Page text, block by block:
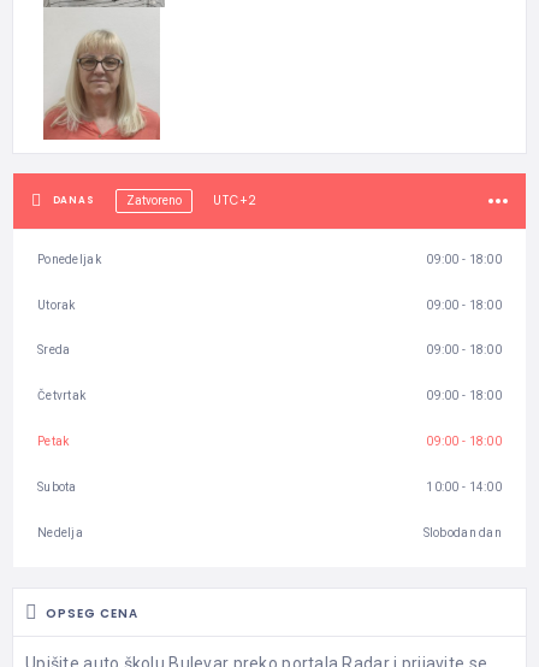
DANAS Zatvoreno UTC+2
Ponedeljak 09:00 - 18:00
Utorak 09:00 - 18:00
Sreda 09:00 - 18:00
Četvrtak 09:00 - 18:00
Petak 09:00 - 18:00
Subota 10:00 - 14:00
Nedelja Slobodan dan
OPSEG CENA